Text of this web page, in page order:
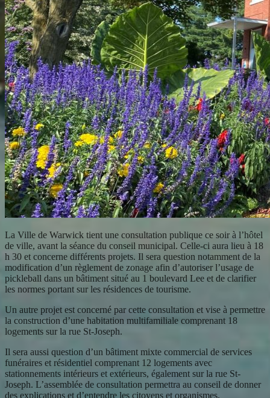
La Ville de Warwick tient une consultation publique ce soir à l’hôtel
de ville, avant la séance du conseil municipal. Celle-ci aura lieu à 18
h 30 et concerne différents projets. Il sera question notamment de la
modification d’un règlement de zonage afin d’autoriser l’usage de
pickleball dans un bâtiment situé au 1 boulevard Lee et de clarifier
les normes portant sur les résidences de tourisme.
Un autre projet est concerné par cette consultation et vise à permettre
la construction d’une habitation multifamiliale comprenant 18
logements sur la rue St-Joseph.
Il sera aussi question d’un bâtiment mixte commercial de services
funéraires et résidentiel comprenant 12 logements avec
stationnements intérieurs et extérieurs, également sur la rue St-
Joseph. L’assemblée de consultation permettra au conseil de donner
des explications et d’entendre les citoyens et organismes.